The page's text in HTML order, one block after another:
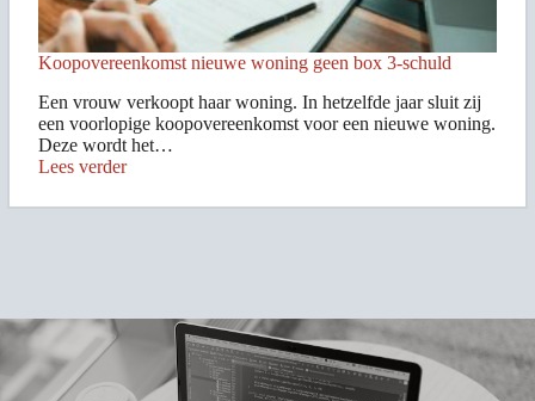
Koopovereenkomst nieuwe woning geen box 3-schuld
Een vrouw verkoopt haar woning. In hetzelfde jaar sluit zij
een voorlopige koopovereenkomst voor een nieuwe woning.
Deze wordt het…
Lees verder